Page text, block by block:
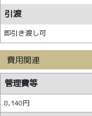
引渡
即引き渡し可
費用関連
管理費等
8,140円